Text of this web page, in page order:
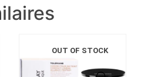
OUT OF STOCK